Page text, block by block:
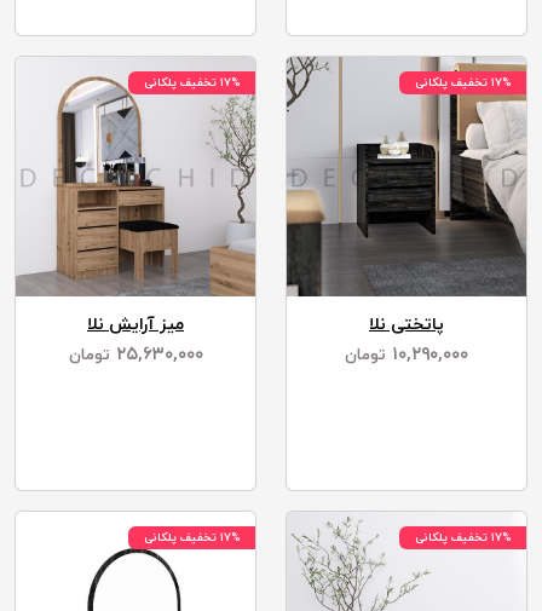
۱۷% تخفیف پلکانی ۱۷% تخفیف پلکانی
۱۷% تخفیف پلکانی
میز آرایش نلا
۲۵,۶۳۰,۰۰۰ تومان
۱۷% تخفیف پلکانی
پاتختی نلا
۱۰,۲۹۰,۰۰۰ تومان